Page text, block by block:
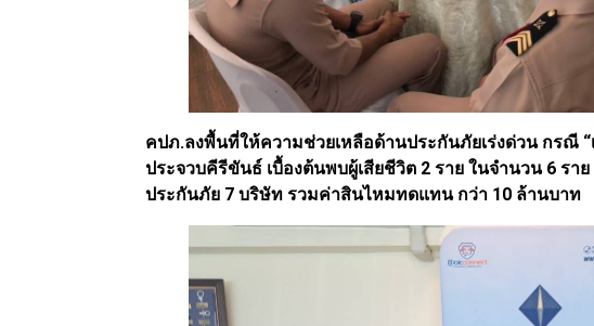
คปภ.ลงพื้นที่ให้ความช่วยเหลือด้านประกันภัยเร่งด่วน กรณี “
ประจวบคีรีขันธ์ เบื้องต้นพบผู้เสียชีวิต 2 ราย ในจำนวน 6 รา
ประกันภัย 7 บริษัท รวมค่าสินไหมทดแทน กว่า 10 ล้านบาท